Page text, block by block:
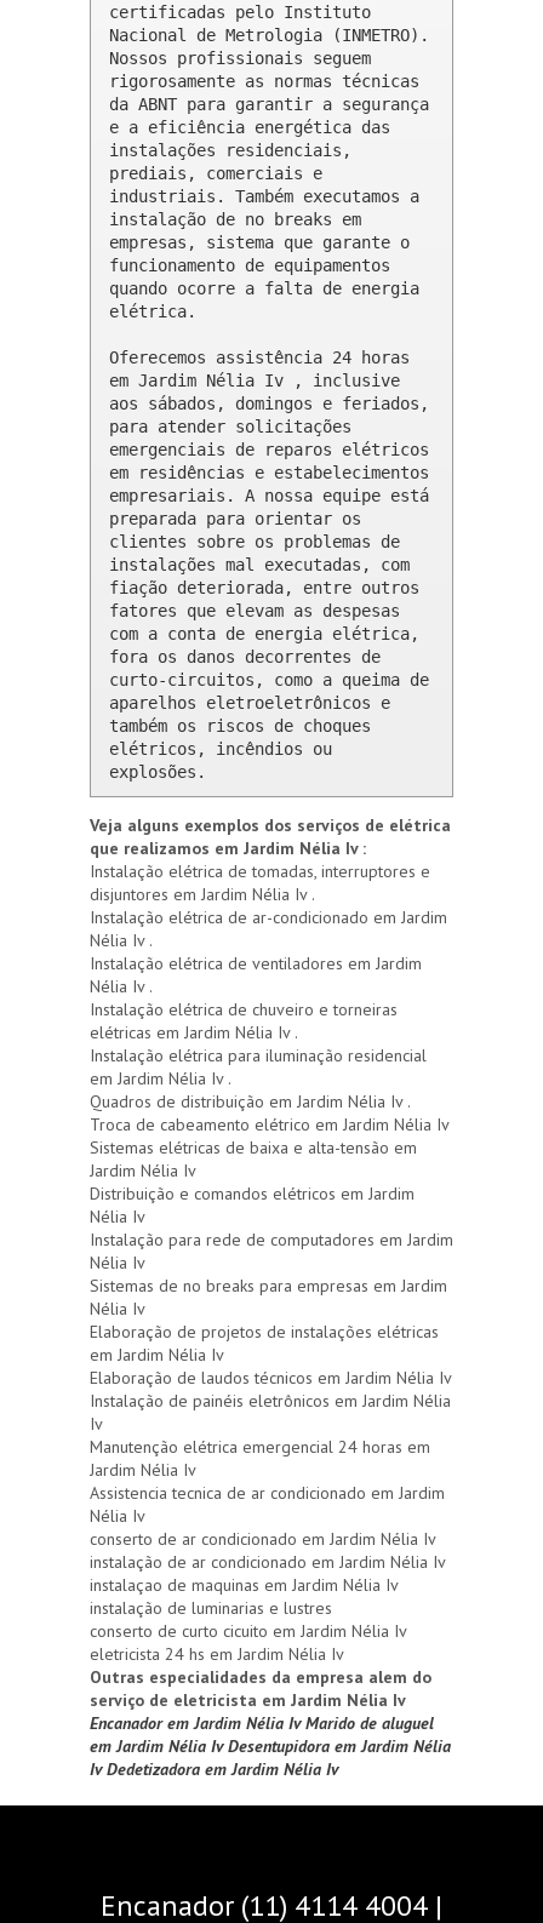
certificadas pelo Instituto
Nacional de Metrologia (INMETRO).
Nossos profissionais seguem
rigorosamente as normas técnicas
da ABNT para garantir a segurança
e a eficiência energética das
instalações residenciais,
prediais, comerciais e
industriais. Também executamos a
instalação de no breaks em
empresas, sistema que garante o
funcionamento de equipamentos
quando ocorre a falta de energia
elétrica.
Oferecemos assistência 24 horas
em Jardim Nélia Iv , inclusive
aos sábados, domingos e feriados,
para atender solicitações
emergenciais de reparos elétricos
em residências e estabelecimentos
empresariais. A nossa equipe está
preparada para orientar os
clientes sobre os problemas de
instalações mal executadas, com
fiação deteriorada, entre outros
fatores que elevam as despesas
com a conta de energia elétrica,
fora os danos decorrentes de
curto-circuitos, como a queima de
aparelhos eletroeletrônicos e
também os riscos de choques
elétricos, incêndios ou
explosões.
Veja alguns exemplos dos serviços de elétrica
que realizamos em Jardim Nélia Iv :
Instalação elétrica de tomadas, interruptores e
disjuntores em Jardim Nélia Iv .
Instalação elétrica de ar-condicionado em Jardim
Nélia Iv .
Instalação elétrica de ventiladores em Jardim
Nélia Iv .
Instalação elétrica de chuveiro e torneiras
elétricas em Jardim Nélia Iv .
Instalação elétrica para iluminação residencial
em Jardim Nélia Iv .
Quadros de distribuição em Jardim Nélia Iv .
Troca de cabeamento elétrico em Jardim Nélia Iv
Sistemas elétricas de baixa e alta-tensão em
Jardim Nélia Iv
Distribuição e comandos elétricos em Jardim
Nélia Iv
Instalação para rede de computadores em Jardim
Nélia Iv
Sistemas de no breaks para empresas em Jardim
Nélia Iv
Elaboração de projetos de instalações elétricas
em Jardim Nélia Iv
Elaboração de laudos técnicos em Jardim Nélia Iv
Instalação de painéis eletrônicos em Jardim Nélia
Iv
Manutenção elétrica emergencial 24 horas em
Jardim Nélia Iv
Assistencia tecnica de ar condicionado em Jardim
Nélia Iv
conserto de ar condicionado em Jardim Nélia Iv
instalação de ar condicionado em Jardim Nélia Iv
instalaçao de maquinas em Jardim Nélia Iv
instalação de luminarias e lustres
conserto de curto cicuito em Jardim Nélia Iv
eletricista 24 hs em Jardim Nélia Iv
Outras especialidades da empresa alem do
serviço de eletricista em Jardim Nélia Iv
Encanador em Jardim Nélia IvMarido de aluguel
em Jardim Nélia IvDesentupidora em Jardim Nélia
IvDedetizadora em Jardim Nélia Iv
Encanador (11) 4114 4004 |